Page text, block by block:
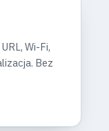
Wi-Fi,
Bez